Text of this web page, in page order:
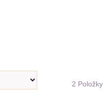
2 Položky